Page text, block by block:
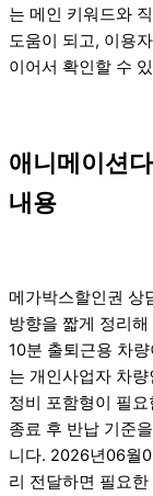
는 메인 키워드와
도움이 되고, 이용
이어서 확인할 수
애니메이션
내용
메가박스할인권 상
방향을 짧게 정리
10분 출퇴근용 차
는 개인사업자 차
정비 포함형이 필
종료 후 반납 기준
니다. 2026년06월
리 전달하면 필요